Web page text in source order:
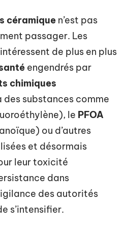
céramique n’est pas
passager. Les
de plus en plus
engendrés par
chimiques
substances comme
le PFOA
ou d’autres
et désormais
leur toxicité
dans
des autorités
s’intensifier.